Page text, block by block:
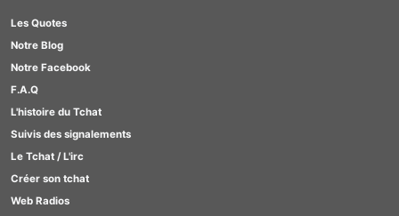
#TabOo
#Quizz
#GirlBox
#Scrabble
#Lesbienne
#Furry
Les Quotes
Notre Blog
Notre Facebook
F.A.Q
L'histoire du Tchat
Suivis des signalements
Le Tchat / L'irc
Créer son tchat
Web Radios